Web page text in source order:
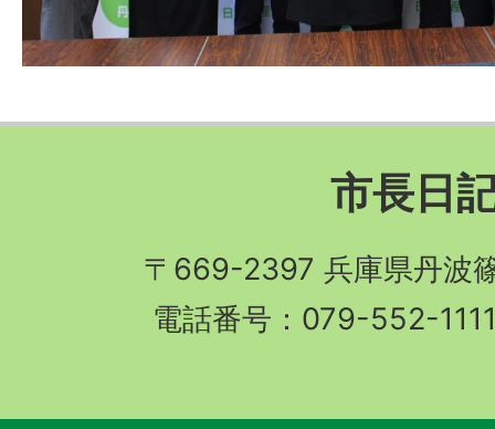
市長日
〒669-2397 兵庫県丹波
電話番号：079-552-